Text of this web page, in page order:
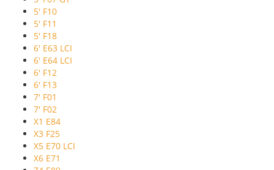
5' F10
5' F11
5' F18
6' E63 LCI
6' E64 LCI
6' F12
6' F13
7' F01
7' F02
X1 E84
X3 F25
X5 E70 LCI
X6 E71